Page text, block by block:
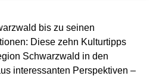
bis zu seinen
Diese zehn Kulturtipps
Schwarzwald in den
interessanten Perspektiven –